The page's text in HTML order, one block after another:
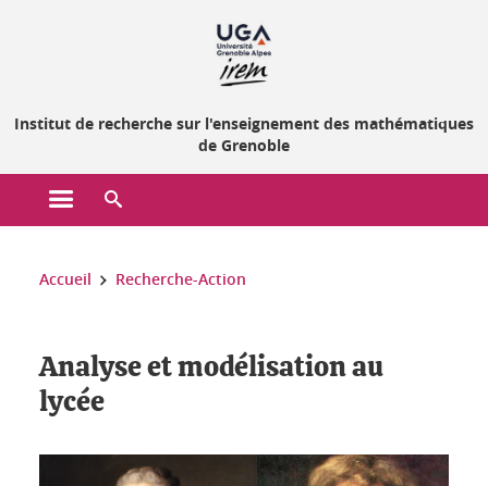
Institut de recherche sur l'enseignement des mathématiques
de Grenoble
Ouvrir le menu principal
Vous êtes ici :
Accueil Recherche-Action
Analyse et modélisation au
lycée